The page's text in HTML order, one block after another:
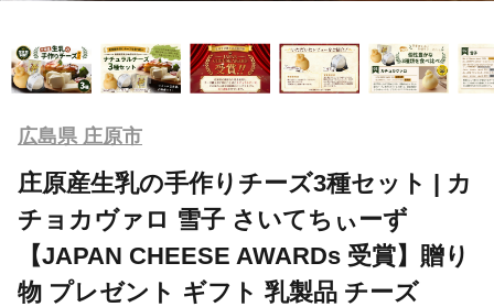
広島県 庄原市
庄原産生乳の手作りチーズ3種セット | カ
チョカヴァロ 雪子 さいてちぃーず
【JAPAN CHEESE AWARDs 受賞】贈り
物 プレゼント ギフト 乳製品 チーズ